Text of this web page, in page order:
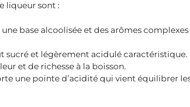
liqueur sont :
base alcoolisée et des arômes complexes
sucré et légèrement acidulé caractéristique.
et de richesse à la boisson.
une pointe d’acidité qui vient équilibrer